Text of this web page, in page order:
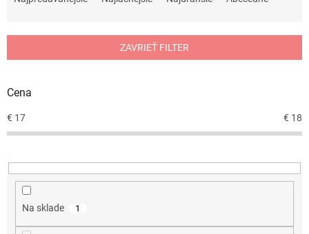
i
p
o
d
k
t
ZAVRIEŤ FILTER
Cena
€ 17 € 18
Na sklade 1